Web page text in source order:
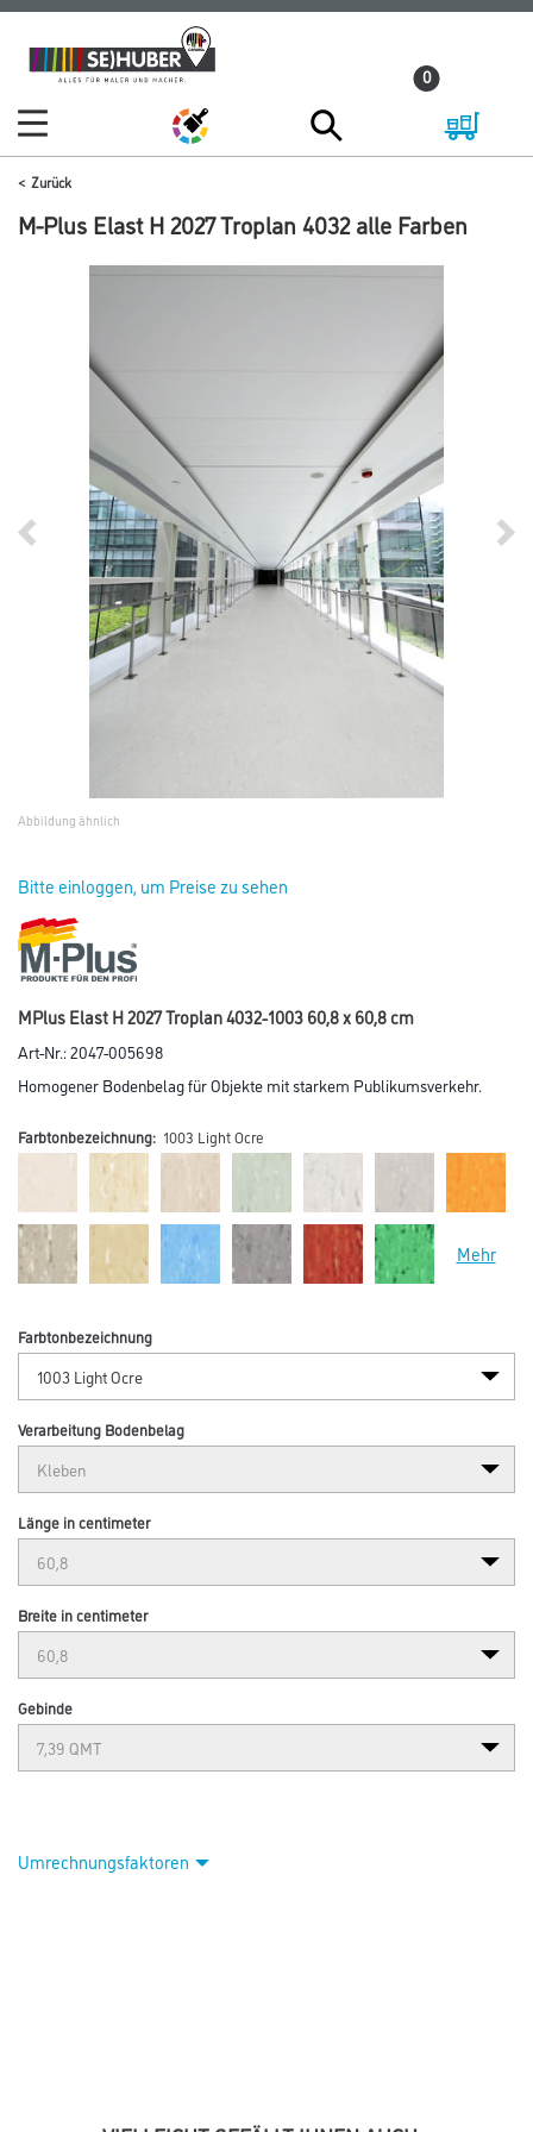
Zum
Inhalt
Zum
Navigationsmenü
0
Zurück
M-Plus Elast H 2027 Troplan 4032 alle Farben
Abbildung ähnlich
Bitte einloggen, um Preise zu sehen
MPlus Elast H 2027 Troplan 4032-1003 60,8 x 60,8 cm
Art-Nr.:2047-005698
Homogener Bodenbelag für Objekte mit starkem Publikumsverkehr.
Farbtonbezeichnung: 1003 Light Ocre
Mehr
Farbtonbezeichnung
Verarbeitung Bodenbelag
Länge in centimeter
Breite in centimeter
Gebinde
Umrechnungsfaktoren